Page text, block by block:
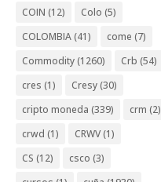
COIN (12) Colo (5)
COLOMBIA (41) come (7)
Commodity (1260) Crb (54)
cres (1) Cresy (30)
cripto moneda (339) crm (2)
crwd (1) CRWV (1)
CS (12) csco (3)